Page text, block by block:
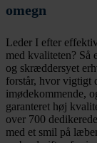
omegn
Leder I efter
med kvaliteten? Så
og skræddersyet
forstår, hvor vigtigt
imødekommende,
garanteret høj
over 700
med et smil på